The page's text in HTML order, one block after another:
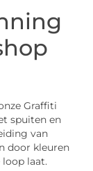
Graffiti
spuiten en
van
door kleuren
laat.